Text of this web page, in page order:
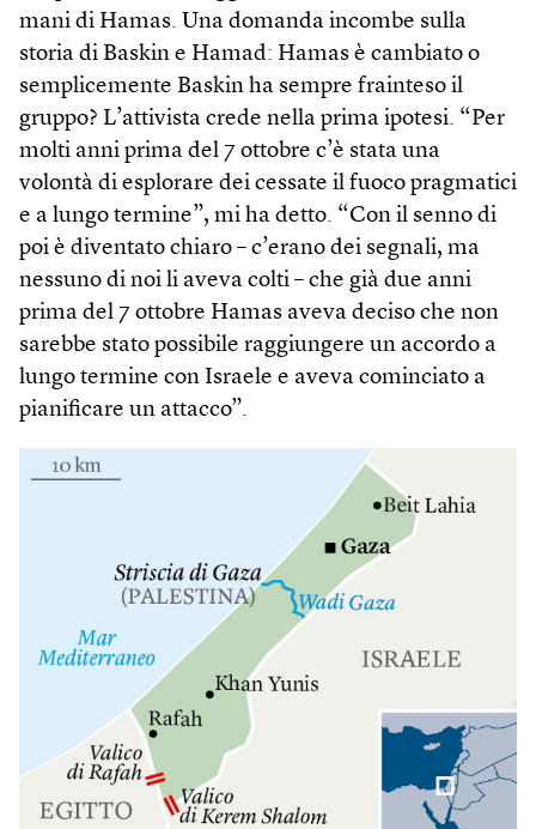
mani di Hamas. Una domanda incombe sulla
storia di Baskin e Hamad: Hamas è cambiato o
semplicemente Baskin ha sempre frainteso il
gruppo? L’attivista crede nella prima ipotesi. “Per
molti anni prima del 7 ottobre c’è stata una
volontà di esplorare dei cessate il fuoco pragmatici
e a lungo termine”, mi ha detto. “Con il senno di
poi è diventato chiaro – c’erano dei segnali, ma
nessuno di noi li aveva colti – che già due anni
prima del 7 ottobre Hamas aveva deciso che non
sarebbe stato possibile raggiungere un accordo a
lungo termine con Israele e aveva cominciato a
pianificare un attacco”.